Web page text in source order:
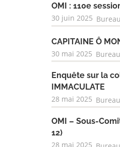
OMI : 110e
30 juin 2025
CAPITAINE Ô
30 mai 2025
Enquête sur la
IMMACULATE
28 mai 2025
OMI – Sous-
12)
28 mai 2025